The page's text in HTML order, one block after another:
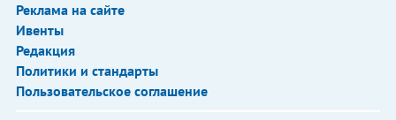
Реклама на сайте
Ивенты
Редакция
Политики и стандарты
Пользовательское соглашение